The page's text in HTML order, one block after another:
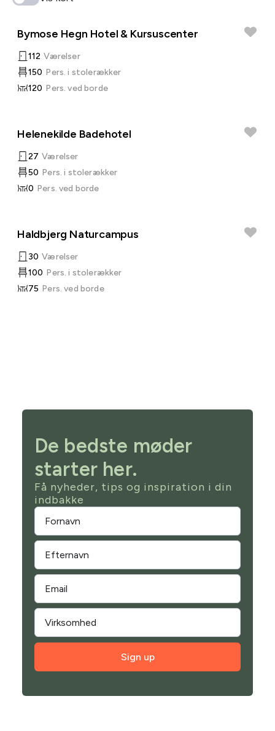
Bymose Hegn Hotel & Kursuscenter
112 Værelser
150 Pers. i stolerækker
120 Pers. ved borde
Helenekilde Badehotel
27 Værelser
50 Pers. i stolerækker
0 Pers. ved borde
Haldbjerg Naturcampus
30 Værelser
100 Pers. i stolerækker
75 Pers. ved borde
De bedste møder
starter her.
Få nyheder, tips og inspiration i din
indbakke
Sign up